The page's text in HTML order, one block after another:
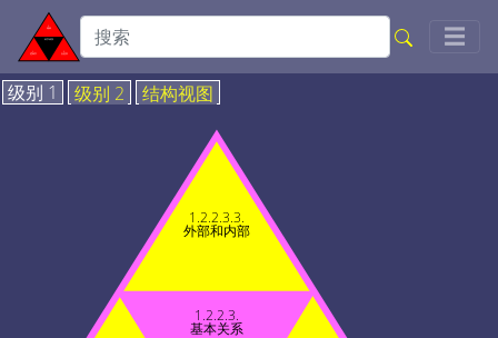
☰
级别 1 级别 2 结构视图
1.2.2.3.
基本关系
1.2.2.3.3.
外部和内部